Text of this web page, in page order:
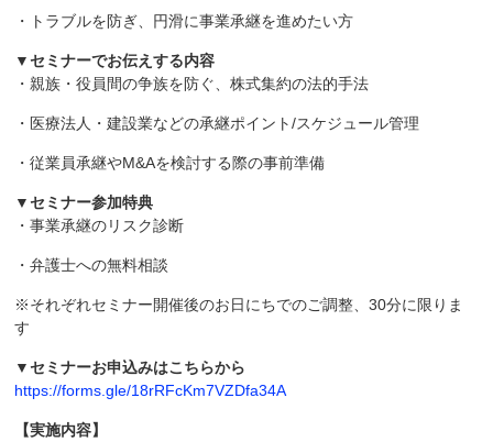
・トラブルを防ぎ、円滑に事業承継を進めたい方
▼セミナーでお伝えする内容
・親族・役員間の争族を防ぐ、株式集約の法的手法
・医療法人・建設業などの承継ポイント/スケジュール管理
・従業員承継やM&Aを検討する際の事前準備
▼セミナー参加特典
・事業承継のリスク診断
・弁護士への無料相談
※それぞれセミナー開催後のお日にちでのご調整、30分に限りま
す
▼セミナーお申込みはこちらから
https://forms.gle/18rRFcKm7VZDfa34A
【実施内容】